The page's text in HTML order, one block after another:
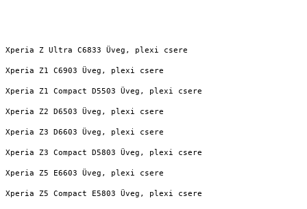
Xperia Z Ultra C6833 Üveg, plexi csere
Xperia Z1 C6903 Üveg, plexi csere
Xperia Z1 Compact D5503 Üveg, plexi csere
Xperia Z2 D6503 Üveg, plexi csere
Xperia Z3 D6603 Üveg, plexi csere
Xperia Z3 Compact D5803 Üveg, plexi csere
Xperia Z5 E6603 Üveg, plexi csere
Xperia Z5 Compact E5803 Üveg, plexi csere